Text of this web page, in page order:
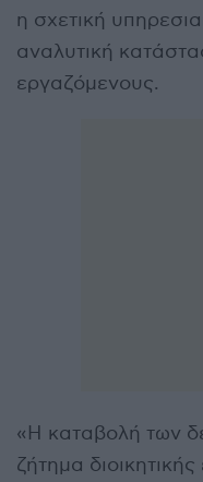
η σχετική
αναλυτική
εργαζόμενους.
«Η καταβολή των
ζήτημα